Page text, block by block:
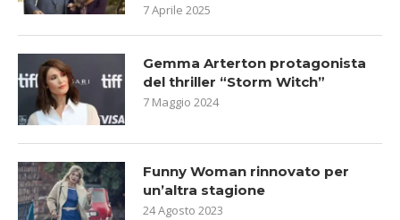
7 Aprile 2025
Gemma Arterton protagonista
del thriller “Storm Witch”
7 Maggio 2024
Funny Woman rinnovato per
un’altra stagione
24 Agosto 2023